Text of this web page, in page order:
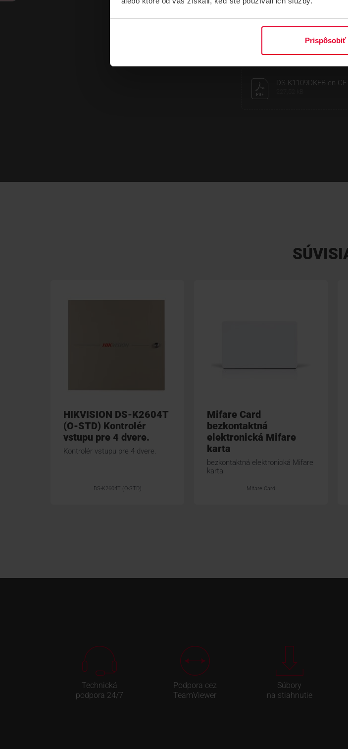
Prispôsobiť
NÁVODY A
CERTIFIKÁTY
DS-K1109DKFB en CE
HIKVISION DS-K2604T
(O-STD) Kontrolér
vstupu pre 4 dvere.
Kontrolér vstupu pre 4 dvere.
DS-K2604T (O-STD)
Mifare Card
bezkontaktná
elektronická Mifare
karta
bezkontaktná elektronická Mifare
karta
Mifare Card
Technická
podpora 24/7
Podpora cez
TeamViewer
Súbory
na stiahnutie